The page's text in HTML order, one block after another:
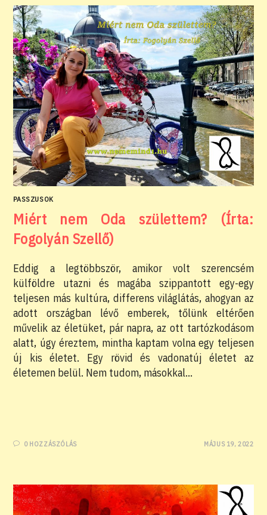
PASSZUSOK
Miért nem Oda születtem? (Írta:
Fogolyán Szellő)
Eddig a legtöbbször, amikor volt szerencsém
külföldre utazni és magába szippantott egy-egy
teljesen más kultúra, differens világlátás, ahogyan az
adott országban lévő emberek, tőlünk eltérően
művelik az életüket, pár napra, az ott tartózkodásom
alatt, úgy éreztem, mintha kaptam volna egy teljesen
új kis életet. Egy rövid és vadonatúj életet az
életemen belül. Nem tudom, másokkal…
0 HOZZÁSZÓLÁS MÁJUS 19, 2022